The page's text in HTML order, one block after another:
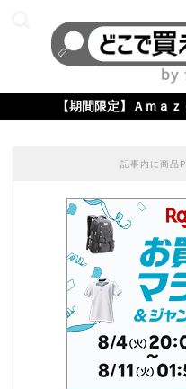
【期間限定】Ａｍａ
記事内に商品